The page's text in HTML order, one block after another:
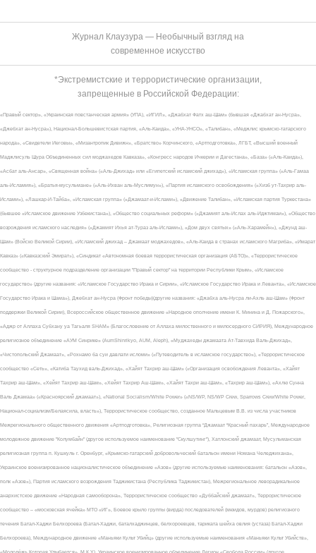
Журнал Клаузура — Необычный взгляд на
современное искусство
*Экстремистские и террористические организации,
запрещенные в Российской Федерации:
«Правый сектор», «Украинская повстанческая армия» (УПА), «ИГИЛ», «Джабхат Фатх аш-Шам» (бывшая «Джабхат ан-Нусра»,
«Джебхат ан-Нусра»), Национал-Большевистская партия, «Аль-Каида», «УНА-УНСО», «Талибан», «Меджлис крымско-татарского
народа», «Свидетели Иеговы», «Мизантропик Дивижн», «Братство» Корчинского, «Артподготовка», ЛГБТ, «Высший военный
Маджлисуль Шура Объединенных сил моджахедов Кавказа», «Конгресс народов Ичкерии и Дагестана», «База» («Аль-Каида»),
«Асбат аль-Ансар», «Священная война» («Аль-Джихад» или «Египетский исламский джихад»), «Исламская группа» («Аль-Гамаа
аль-Исламия»), «Братья-мусульмане» («Аль-Ихван аль-Муслимун»), «Партия исламского освобождения» («Хизб ут-Тахрир аль-
Ислами»), «Лашкар-И-Тайба», «Исламская группа» («Джамаат-и-Ислами»), «Движение Талибан», «Исламская партия Туркестана»
(бывшее «Исламское движение Узбекистана»), «Общество социальных реформ» («Джамият аль-Ислах аль-Иджтимаи»), «Общество
возрождения исламского наследия» («Джамият Ихья ат-Тураз аль-Ислами»), «Дом двух святых» («Аль-Харамейн»), «Джунд аш-
Шам» (Войско Великой Сирии), «Исламский джихад – Джамаат моджахедов», «Аль-Каида в странах исламского Магриба», «Имарат
Кавказ» («Кавказский Эмират»), «Синдикат «Автономная боевая террористическая организация (АБТО)», «Террористическое
сообщество - структурное подразделение организации "Правый сектор" на территории Республики Крым», «Исламское
государство» (другие названия: «Исламское Государство Ирака и Сирии», «Исламское Государство Ирака и Леванта», «Исламское
Государство Ирака и Шама»), Джебхат ан-Нусра (Фронт победы)(другие названия: «Джабха аль-Нусра ли-Ахль аш-Шам» (Фронт
поддержки Великой Сирии), Всероссийское общественное движение «Народное ополчение имени К. Минина и Д. Пожарского»,
«Аджр от Аллаха Субхану уа Тагьаля SHAM» (Благословение от Аллаха милоственного и милосердного СИРИЯ), Международное
религиозное объединение «АУМ Синрике» (AumShinrikyo, AUM, Aleph), «Муджахеды джамаата Ат-Тавхида Валь-Джихад»,
«Чистопольский Джамаат», «Рохнамо ба суи давлати исломи» («Путеводитель в исламское государство»), «Террористическое
сообщество «Сеть», «Катиба Таухид валь-Джихад», «Хайят Тахрир аш-Шам» («Организация освобождения Леванта», «Хайят
Тахрир аш-Шам», «Хейят Тахрир аш-Шам», «Хейят Тахрир Аш-Шам», «Хайят Тахри аш-Шам», «Тахрир аш-Шам»), «Ахлю Сунна
Валь Джамаа» («Красноярский джамаат»), «National Socialism/White Power» («NS/WP, NS/WP Crew, Sparrows Crew/White Power,
Национал-социализм/Белаясила, власть»), Террористическое сообщество, созданное Мальцевым В.В. из числа участников
Межрегионального общественного движения «Артподготовка», Религиозная группа “Джамаат “Красный пахарь”, Международное
молодежное движение "Колумбайн" (другое используемое наименование "Скулшутинг"), Хатлонский джамаат, Мусульманская
религиозная группа п. Кушкуль г. Оренбург, «Крымско-татарский добровольческий батальон имени Номана Челеджихана»,
Украинское военизированное националистическое объединение «Азов» (другие используемые наименования: батальон «Азов»,
полк «Азов»), Партия исламского возрождения Таджикистана (Республика Таджикистан), Межрегиональное леворадикальное
анархистское движение «Народная самооборона», Террористическое сообщество «Дуббайский джамаат», Террористическое
сообщество – «московская ячейка» МТО «ИГ», Боевое крыло группы (вирда) последователей (мюидов, мурдов) религиозного
течения Батал-Хаджи Белхороева (Батал-Хаджи, баталхаджинцев, белхороевцев, тариката шейха овлия (устаза) Батал-Хаджи
Белхороева), Международное движение «Маньяки Культ Убийц» (другие используемые наименования «Маньяки Культ Убийств»,
«Молодёжь Которая Улыбается», М.К.У.), Украинское военизированное объединение Легион «Свобода России» (другое